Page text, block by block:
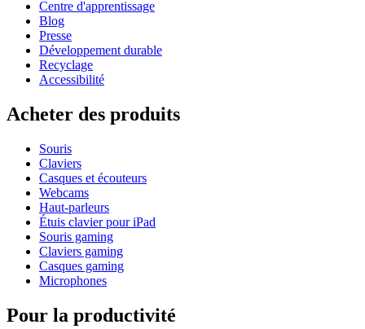
Centre d'apprentissage
Blog
Presse
Développement durable
Recyclage
Accessibilité
Acheter des produits
Souris
Claviers
Casques et écouteurs
Webcams
Haut-parleurs
Étuis clavier pour iPad
Souris gaming
Claviers gaming
Casques gaming
Microphones
Pour la productivité